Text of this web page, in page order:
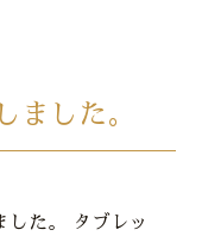
ました。
た。 タブレッ